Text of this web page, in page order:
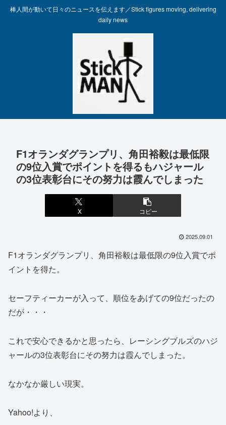
棒人間が動いて日々のニュースを伝えます／Stick figures moving, delivering
daily news
F1オランダグランプリ、角田裕毅は最低限
の9位入賞でポイントを得るもハジャール
の3位表彰台にその努力は霞んでしまった
X コピー
2025.09.01
F1オランダグランプリ、角田裕毅は最低限の9位入賞でポ
イントを得た。
セーフティーカーが入って、順位をあげての9位だったの
だが・・・
これで安心できるかと思ったら、レーシングブルズのハジ
ャールの3位表彰台にその努力は霞んでしまった。
なかなか厳しい現実。
Yahoo!より、